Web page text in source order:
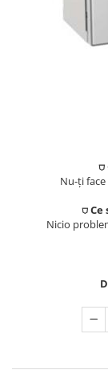
Sisteme de dus
Toalete
Seturi WC
Clapete de
⛉
Nu-ți
⛉
Nicio